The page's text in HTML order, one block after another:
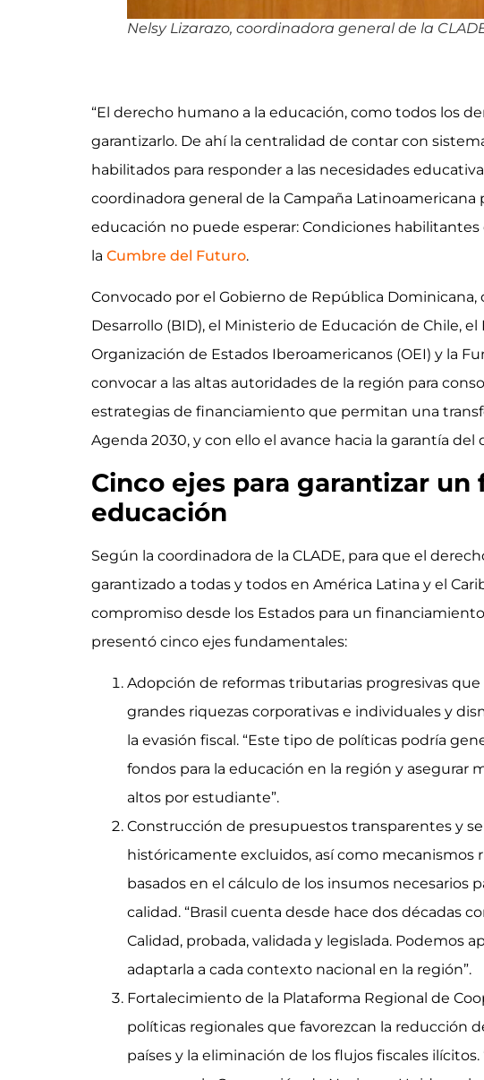
Nelsy Lizarazo, coordinadora general de la
“El derecho humano a la educación, como todos los
garantizarlo. De ahí la centralidad de contar con
habilitados para responder a las necesidades
coordinadora general de la Campaña Latinoamericana
educación no puede esperar: Condiciones
la Cumbre del Futuro.
Convocado por el Gobierno de República Dominicana,
Desarrollo (BID), el Ministerio de Educación de Chile,
Organización de Estados Iberoamericanos (OEI) y la
convocar a las altas autoridades de la región para
estrategias de financiamiento que permitan una
Agenda 2030, y con ello el avance hacia la garantía
Cinco ejes para garantizar
educación
Según la coordinadora de la CLADE, para que el
garantizado a todas y todos en América Latina y el
compromiso desde los Estados para un
presentó cinco ejes fundamentales:
Adopción de reformas tributarias progresivas
grandes riquezas corporativas e individuales y
la evasión fiscal. “Este tipo de políticas podría
fondos para la educación en la región y
altos por estudiante”.
Construcción de presupuestos transparentes y
históricamente excluidos, así como
basados en el cálculo de los insumos necesarios
calidad. “Brasil cuenta desde hace dos décadas
Calidad, probada, validada y legislada. Podemos
adaptarla a cada contexto nacional en la región”.
Fortalecimiento de la Plataforma Regional de
políticas regionales que favorezcan la reducción
países y la eliminación de los flujos fiscales